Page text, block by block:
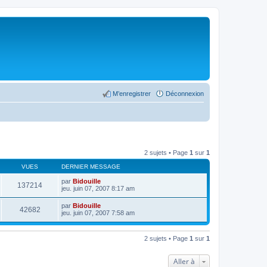
Déconnexion
M’enregistrer
2 sujets • Page 1 sur 1
VUES DERNIER MESSAGE
137214 par Bidouille
jeu. juin 07, 2007 8:17 am
42682 par Bidouille
jeu. juin 07, 2007 7:58 am
2 sujets • Page 1 sur 1
Aller à